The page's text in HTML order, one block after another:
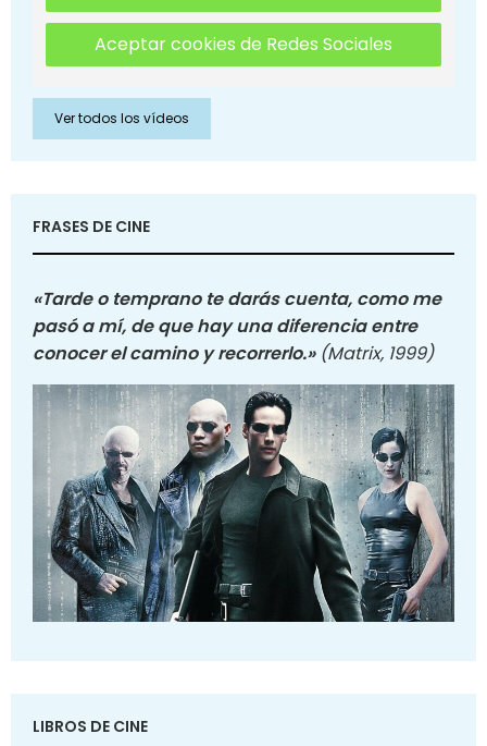
Aceptar cookies de Redes Sociales
Ver todos los vídeos
FRASES DE CINE
«Tarde o temprano te darás cuenta, como me
pasó a mí, de que hay una diferencia entre
conocer el camino y recorrerlo.» (Matrix, 1999)
LIBROS DE CINE